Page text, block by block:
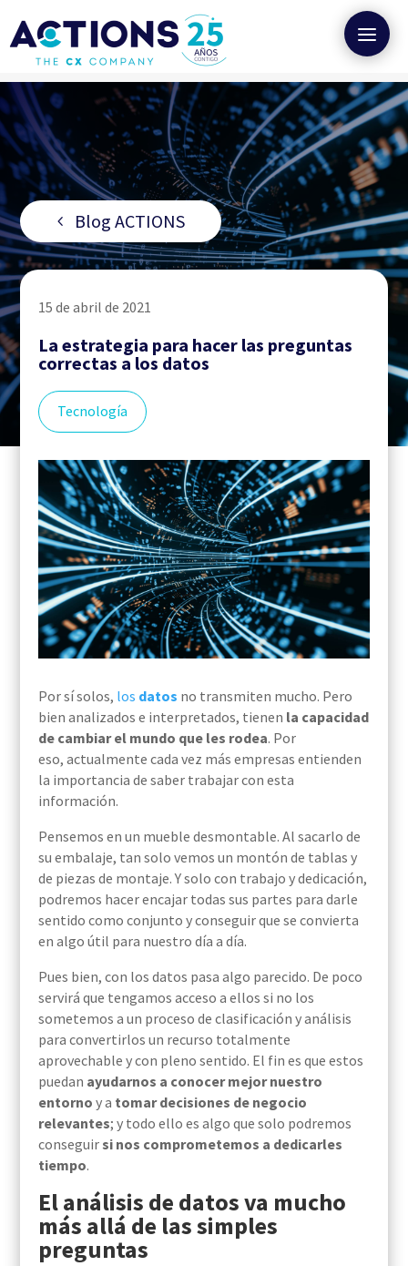
Blog ACTIONS
15 de abril de 2021
La estrategia para hacer las preguntas
correctas a los datos
Tecnología
Por sí solos, los datos no transmiten mucho. Pero
bien analizados e interpretados, tienen la capacidad
de cambiar el mundo que les rodea. Por
eso, actualmente cada vez más empresas entienden
la importancia de saber trabajar con esta
información.
Pensemos en un mueble desmontable. Al sacarlo de
su embalaje, tan solo vemos un montón de tablas y
de piezas de montaje. Y solo con trabajo y dedicación,
podremos hacer encajar todas sus partes para darle
sentido como conjunto y conseguir que se convierta
en algo útil para nuestro día a día.
Pues bien, con los datos pasa algo parecido. De poco
servirá que tengamos acceso a ellos si no los
sometemos a un proceso de clasificación y análisis
para convertirlos un recurso totalmente
aprovechable y con pleno sentido. El fin es que estos
puedan ayudarnos a conocer mejor nuestro
entorno y a tomar decisiones de negocio
relevantes; y todo ello es algo que solo podremos
conseguirsi nos comprometemos a dedicarles
tiempo.
El análisis de datos va mucho
más allá de las simples
preguntas